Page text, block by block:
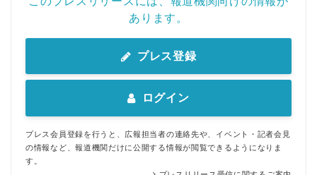
あります。
プレス登録
ログイン
プレス会員登録を行うと、広報担当者の連絡先や、イベント・記者会見
の情報など、報道機関だけに公開する情報が閲覧できるようになりま
す。